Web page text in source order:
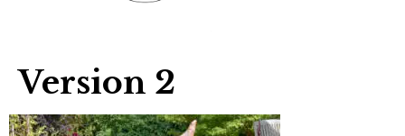
Version 2